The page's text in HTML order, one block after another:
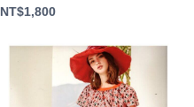
NT$1,800